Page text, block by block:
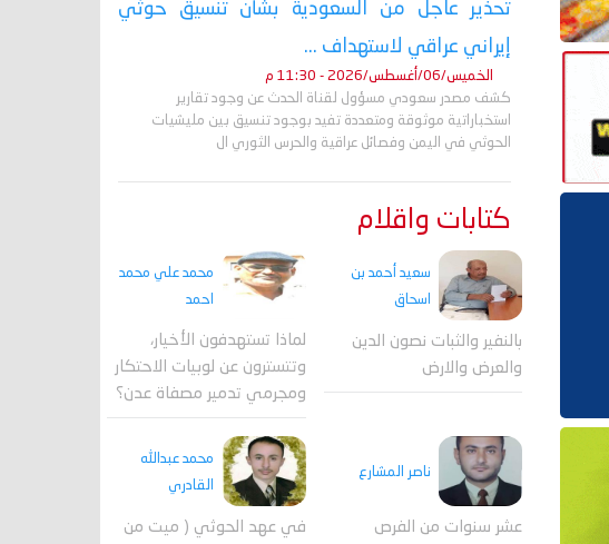
تحذير عاجل من السعودية بشأن تنسيق حوثي
إيراني عراقي لاستهداف ...
الخميس/06/أغسطس/2026 - 11:30 م
كشف مصدر سعودي مسؤول لقناة الحدث عن وجود تقارير
استخباراتية موثوقة ومتعددة تفيد بوجود تنسيق بين مليشيات
الحوثي في اليمن وفصائل عراقية والحرس الثوري ال
كتابات واقلام
سعيد أحمد بن
اسحاق
بالنفير والثبات نصون الدين
والعرض والارض
محمد علي محمد
احمد
لماذا تستهدفون الأخيار،
وتتسترون عن لوبيات الاحتكار
ومجرمي تدمير مصفاة عدن؟
ناصر المشارع
عشر سنوات من الفرص
محمد عبدالله
القادري
في عهد الحوثي ( ميت من